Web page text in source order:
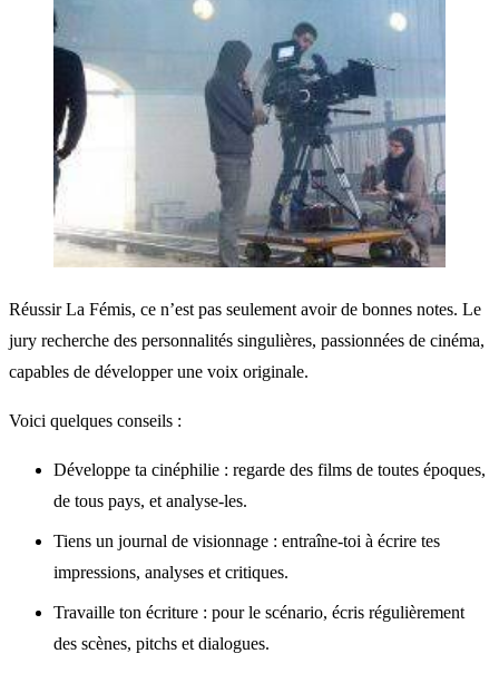
Réussir La Fémis, ce n’est pas seulement avoir de bonnes notes. Le
jury recherche des personnalités singulières, passionnées de cinéma,
capables de développer une voix originale.
Voici quelques conseils :
Développe ta cinéphilie : regarde des films de toutes époques,
de tous pays, et analyse-les.
Tiens un journal de visionnage : entraîne-toi à écrire tes
impressions, analyses et critiques.
Travaille ton écriture : pour le scénario, écris régulièrement
des scènes, pitchs et dialogues.